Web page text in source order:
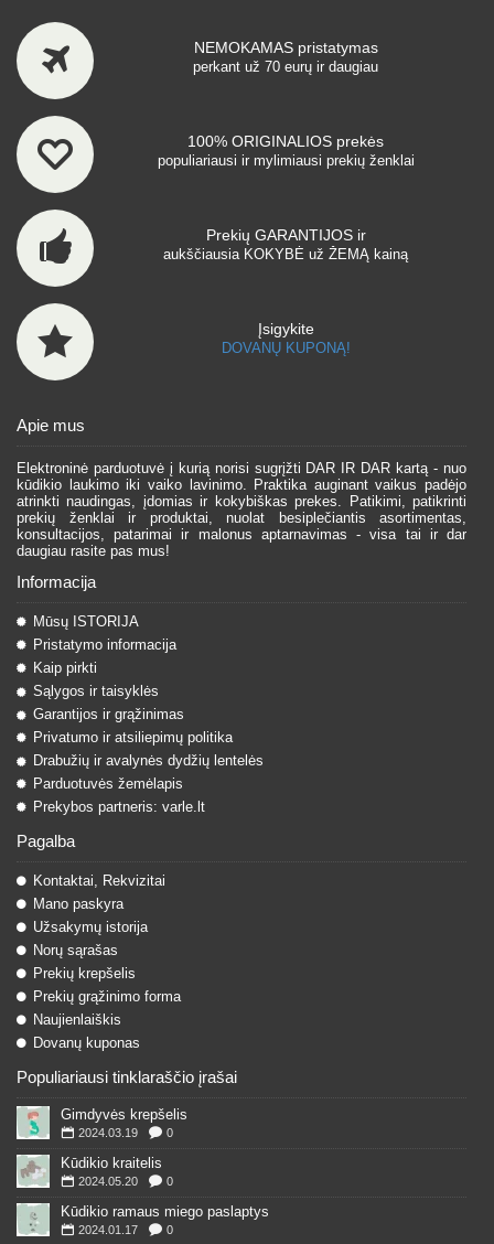
NEMOKAMAS pristatymas
perkant už 70 eurų ir daugiau
100% ORIGINALIOS prekės
populiariausi ir mylimiausi prekių ženklai
Prekių GARANTIJOS ir
aukščiausia KOKYBĖ už ŽEMĄ kainą
Įsigykite
DOVANŲ KUPONĄ!
Apie mus
Elektroninė parduotuvė į kurią norisi sugrįžti DAR IR DAR kartą - nuo
kūdikio laukimo iki vaiko lavinimo. Praktika auginant vaikus padėjo
atrinkti naudingas, įdomias ir kokybiškas prekes. Patikimi, patikrinti
prekių ženklai ir produktai, nuolat besiplečiantis asortimentas,
konsultacijos, patarimai ir malonus aptarnavimas - visa tai ir dar
daugiau rasite pas mus!
Informacija
Mūsų ISTORIJA
Pristatymo informacija
Kaip pirkti
Sąlygos ir taisyklės
Garantijos ir grąžinimas
Privatumo ir atsiliepimų politika
Drabužių ir avalynės dydžių lentelės
Parduotuvės žemėlapis
Prekybos partneris: varle.lt
Pagalba
Kontaktai, Rekvizitai
Mano paskyra
Užsakymų istorija
Norų sąrašas
Prekių krepšelis
Prekių grąžinimo forma
Naujienlaiškis
Dovanų kuponas
Populiariausi tinklaraščio įrašai
Gimdyvės krepšelis
2024.03.19 0
Kūdikio kraitelis
2024.05.20 0
Kūdikio ramaus miego paslaptys
2024.01.17 0